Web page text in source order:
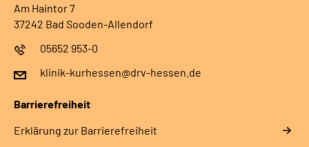
Am Haintor 7
37242 Bad Sooden-Allendorf
05652 953-0
klinik-kurhessen@drv-hessen.de
Barrierefreiheit
Erklärung zur Barrierefreiheit